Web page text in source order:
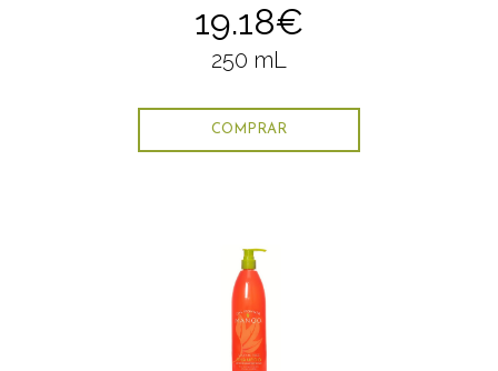
19.18€
250 mL
COMPRAR